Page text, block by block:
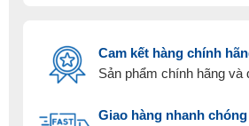
Cam kết hàng chính
Sản phẩm chính hãng
Giao hàng nhanh chóng